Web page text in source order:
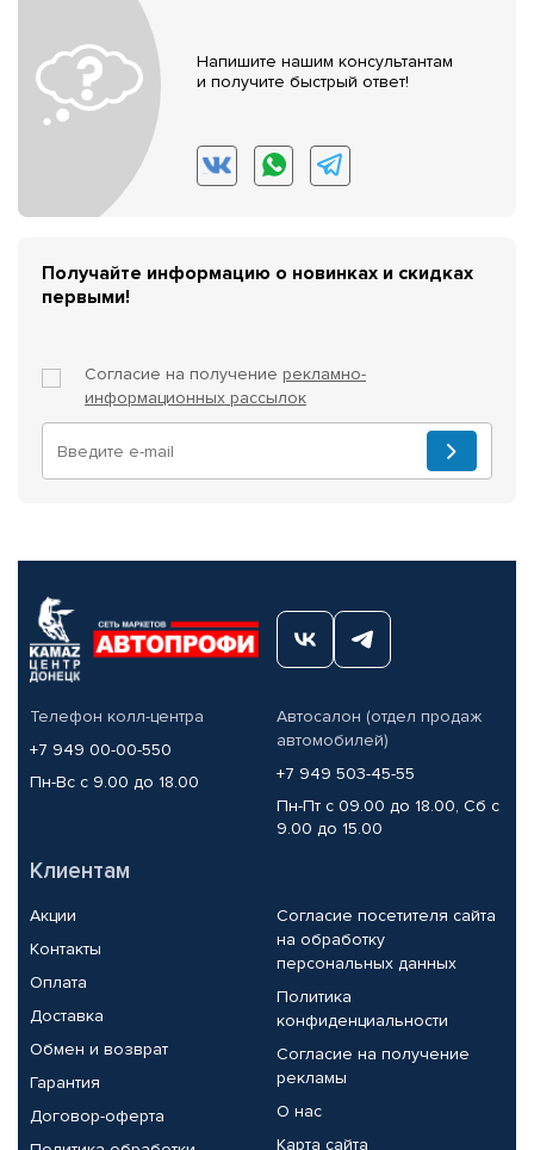
Напишите нашим консультантам
и получите быстрый ответ!
Получайте информацию о новинках и скидках
первыми!
Согласие на получение рекламно-
информационных рассылок
Телефон колл-центра
+7 949 00-00-550
Пн-Вс с 9.00 до 18.00
Автосалон (отдел продаж
автомобилей)
+7 949 503-45-55
Пн-Пт с 09.00 до 18.00, Сб с
9.00 до 15.00
Клиентам
Акции
Контакты
Оплата
Доставка
Обмен и возврат
Гарантия
Договор-оферта
Согласие посетителя сайта
на обработку
персональных данных
Политика
конфиденциальности
Согласие на получение
рекламы
О нас
Карта сайта